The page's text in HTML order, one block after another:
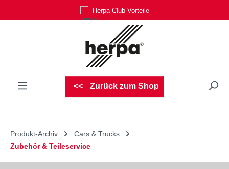
Zum Hauptinhalt springenHerpa Club-Vorteile
Zurück zum Shop
Produkt-Archiv
Cars & Trucks
Zubehör & Teileservice